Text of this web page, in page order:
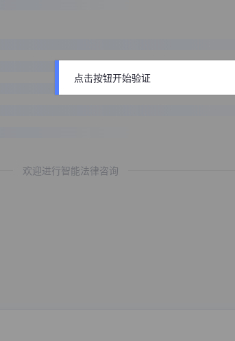
欢迎进行智能法律咨询
点击按钮开始验证